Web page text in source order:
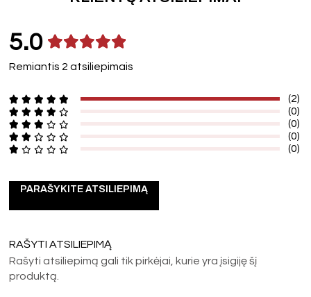
5.0
Remiantis 2 atsiliepimais
(2)
(0)
(0)
(0)
(0)
PARAŠYKITE ATSILIEPIMĄ
RAŠYTI ATSILIEPIMĄ
Rašyti atsiliepimą gali tik pirkėjai, kurie yra įsigiję šį
produktą.